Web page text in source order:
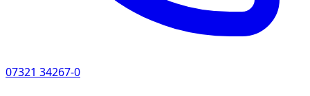
07321 34267-0